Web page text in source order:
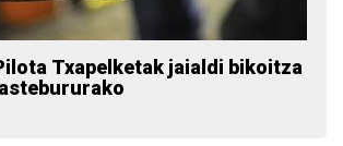
Txapelketak jaialdi bikoitza